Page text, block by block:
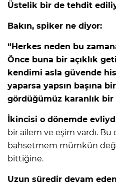
Üstelik bir de tehdit
Bakın, spiker ne diyor:
“Herkes neden bu
Önce buna bir açıklık
kendimi asla güvende
yaparsa yapsın başına
gördüğümüz karanlık bir
İkincisi o dönemde
bir ailem ve eşim vardı.
bahsetmem mümkün
bittiğine.
Uzun süredir devam